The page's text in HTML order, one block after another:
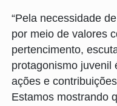
“Pela necessidade
por meio de valores
pertencimento,
protagonismo juvenil
ações e
Estamos mostrando